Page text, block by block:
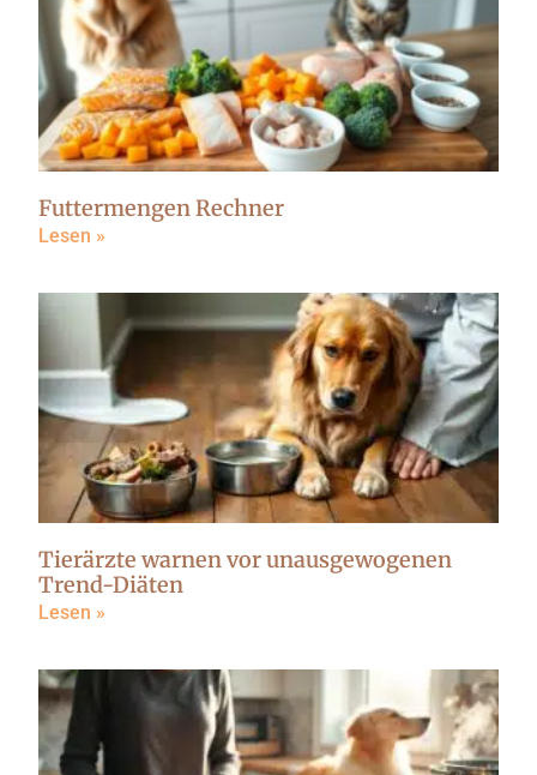
Futtermengen Rechner
Lesen »
Tierärzte warnen vor unausgewogenen
Trend-Diäten
Lesen »